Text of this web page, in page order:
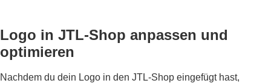
Logo in JTL-Shop anpassen und
optimieren
Nachdem du dein Logo in den JTL-Shop eingefügt hast,